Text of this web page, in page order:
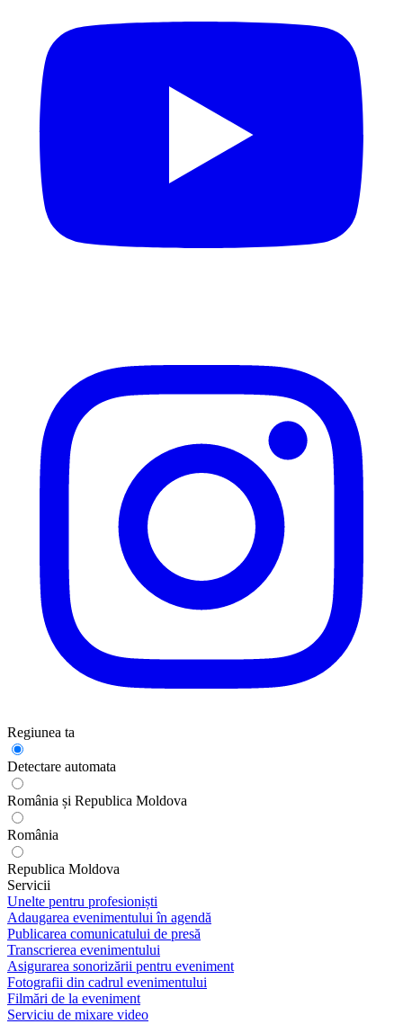
Regiunea ta
Detectare automata
România și Republica Moldova
România
Republica Moldova
Servicii
Unelte pentru profesioniști
Adaugarea evenimentului în agendă
Publicarea comunicatului de presă
Transcrierea evenimentului
Asigurarea sonorizării pentru eveniment
Fotografii din cadrul evenimentului
Filmări de la eveniment
Serviciu de mixare video